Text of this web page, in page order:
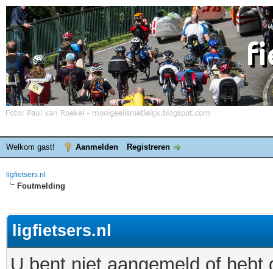
Welkom gast! Aanmelden Registreren
ligfietsers.nl
Foutmelding
ligfietsers.nl
U bent niet aangemeld of